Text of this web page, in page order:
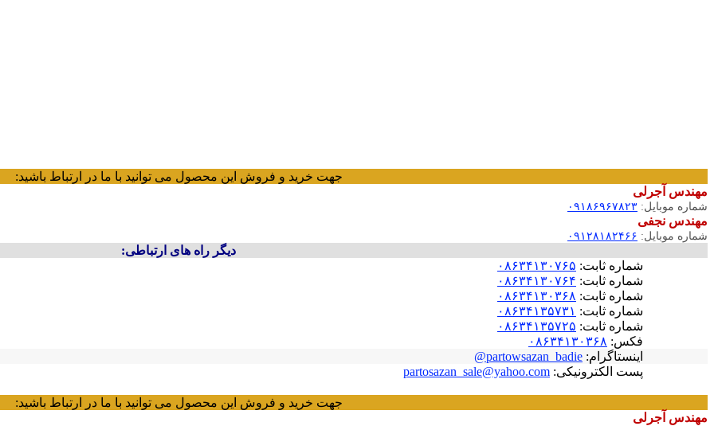
جهت خرید و فروش این محصول می توانید با ما در ارتباط باشید:
مهندس آجرلی
شماره موبایل: ۰۹۱۸۶۹۶۷۸۲۳
مهندس نجفی
شماره موبایل: ۰۹۱۲۸۱۸۲۴۶۶
دیگر راه های ارتباطی:
شماره ثابت: ۰۸۶۳۴۱۳۰۷۶۵
شماره ثابت: ۰۸۶۳۴۱۳۰۷۶۴
شماره ثابت: ۰۸۶۳۴۱۳۰۳۶۸
شماره ثابت: ۰۸۶۳۴۱۳۵۷۳۱
شماره ثابت: ۰۸۶۳۴۱۳۵۷۲۵
فکس: ۰۸۶۳۴۱۳۰۳۶۸
اینستاگرام: partowsazan_badie@
پست الکترونیکی: partosazan_sale@yahoo.com
جهت خرید و فروش این محصول می توانید با ما در ارتباط باشید:
مهندس آجرلی